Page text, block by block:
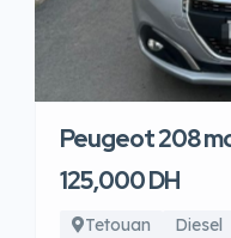
Peugeot 208
125,000 DH
Tetouan Diesel